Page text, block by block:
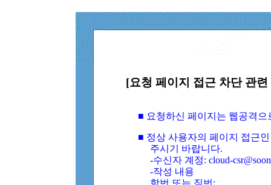
[요청 페이지 접근 차단 관
■ 요청하신 페이지는 웹공격
■ 정상 사용자의 페이지 접근
주시기 바랍니다.
-수신자 계정: cloud-
-작성 내용
학번 또는 직번: